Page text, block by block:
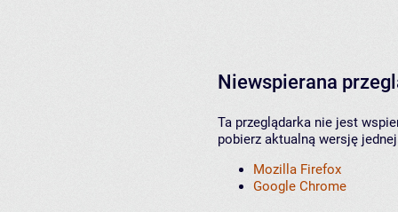
Niewspierana
Ta przeglądarka nie jest
pobierz aktualną wersję
Mozilla Firefox
Google Chrome